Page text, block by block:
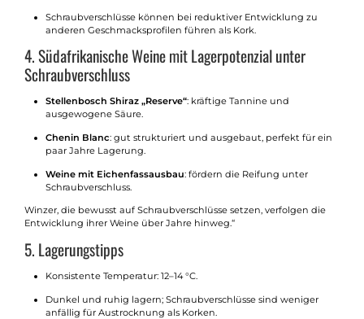
Schraubverschlüsse können bei reduktiver Entwicklung zu
anderen Geschmacksprofilen führen als Kork.
4. Südafrikanische Weine mit Lagerpotenzial unter
Schraubverschluss
Stellenbosch Shiraz „Reserve“: kräftige Tannine und
ausgewogene Säure.
Chenin Blanc: gut strukturiert und ausgebaut, perfekt für ein
paar Jahre Lagerung.
Weine mit Eichenfassausbau: fördern die Reifung unter
Schraubverschluss.
Winzer, die bewusst auf Schraubverschlüsse setzen, verfolgen die
Entwicklung ihrer Weine über Jahre hinweg.“
5. Lagerungstipps
Konsistente Temperatur: 12–14 °C.
Dunkel und ruhig lagern; Schraubverschlüsse sind weniger
anfällig für Austrocknung als Korken.